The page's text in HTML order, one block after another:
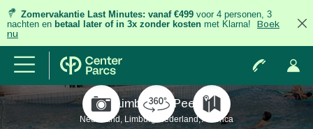
Zomervakantie Last Minutes: vanaf €499 voor 4 personen, 3
nachten en betaal later of in 3x zonder kosten met Klarna!
Boek
nu
Limburgse Peel
Nederland, Limburg Nederland, America